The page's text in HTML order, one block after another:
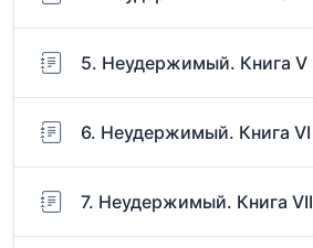
5. Неудержимый. Книга V
6. Неудержимый. Книга VI
7. Неудержимый. Книга VII